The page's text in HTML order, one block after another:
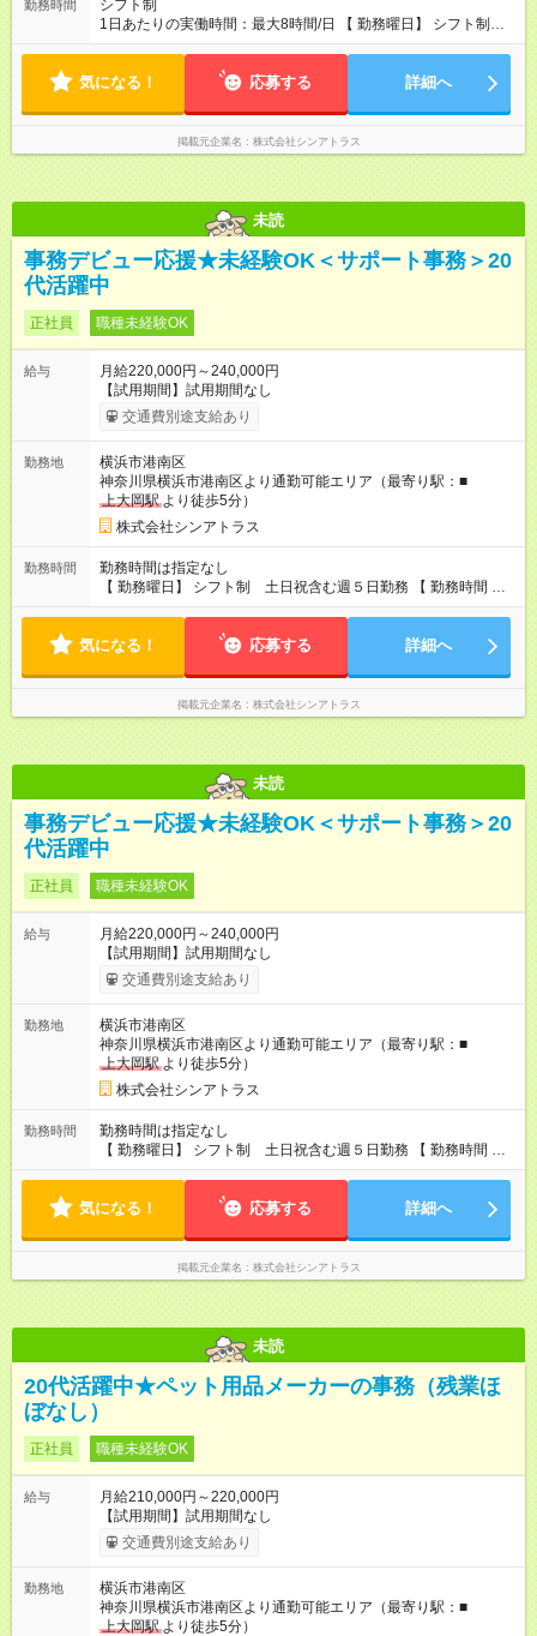
勤務時間
シフト制
1日あたりの実働時間：最大8時間/日 【 勤務曜日】 シフト制
土日祝含む週５日勤務 【 勤務時間 】 ・ 9：00～20：00（実働
気になる！ 応募する 詳細へ
掲載元企業名 株式会社シンアトラス
未読
事務デビュー応援★未経験OK＜サポート事務＞20
代活躍中
正社員 職種未経験OK
給与
月給220,000円～240,000円
【試用期間】試用期間なし
交通費別途支給あり
勤務地
横浜市港南区
神奈川県横浜市港南区より通勤可能エリア（最寄り駅：■
上大岡駅 より徒歩5分）
株式会社シンアトラス
勤務時間
勤務時間は指定なし
【 勤務曜日】 シフト制 土日祝含む週５日勤務 【 勤務時間 】
・ 9：00～20：00（実働8h／休憩１h） ※残業ほとんどありま
気になる！ 応募する 詳細へ
掲載元企業名 株式会社シンアトラス
未読
事務デビュー応援★未経験OK＜サポート事務＞20
代活躍中
正社員 職種未経験OK
給与
月給220,000円～240,000円
【試用期間】試用期間なし
交通費別途支給あり
勤務地
横浜市港南区
神奈川県横浜市港南区より通勤可能エリア（最寄り駅：■
上大岡駅 より徒歩5分）
株式会社シンアトラス
勤務時間
勤務時間は指定なし
【 勤務曜日】 シフト制 土日祝含む週５日勤務 【 勤務時間 】
・ 9：00～20：00（実働8h／休憩１h） ※残業ほとんどありま
気になる！ 応募する 詳細へ
掲載元企業名 株式会社シンアトラス
未読
20代活躍中★ペット用品メーカーの事務（残業ほ
ぼなし）
正社員 職種未経験OK
給与
月給210,000円～220,000円
【試用期間】試用期間なし
交通費別途支給あり
勤務地
横浜市港南区
神奈川県横浜市港南区より通勤可能エリア（最寄り駅：■
上大岡駅 より徒歩5分）